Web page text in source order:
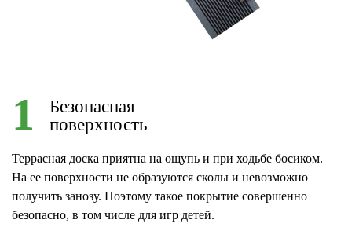
1
Безопасная
поверхность
Террасная доска приятна на ощупь и при ходьбе босиком.
На ее поверхности не образуются сколы и невозможно
получить занозу. Поэтому такое покрытие совершенно
безопасно, в том числе для игр детей.